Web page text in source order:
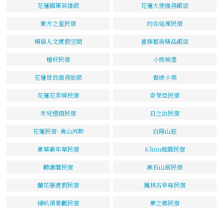
花蓮國軍英雄館 花蓮大使商務飯店
東方之星民宿 約在這裡民宿
桐居人文渡假空間 喜臻藝術精品飯店
種籽民宿 小熊城堡
花蓮世良商務旅館 春綠小築
花蓮花弄房民宿 奇萊亞民宿
羊兒煙囪民宿 日之出民宿
花蓮民宿- 青山河畔 白陽山莊
東華嘉年華民宿 63inn庭園民宿
聽濤閣民宿 漱石山居民宿
蘭花厝渡假民宿 鳳林古早味民宿
掃叭頂景觀民宿 夢之鄉民宿